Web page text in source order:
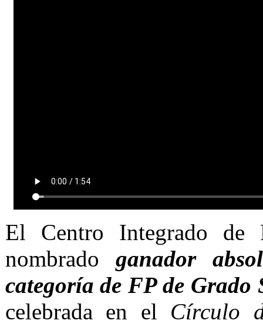
El Centro Integrado
nombrado ganador
categoría de FP de Grado
celebrada en el Círculo